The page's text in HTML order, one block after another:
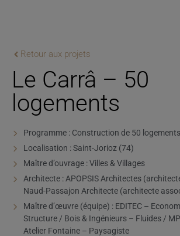
Retour aux projets
Le Carrâ – 50
logements
Programme : Construction de 50
Localisation : Saint-Jorioz (74)
Maître d’ouvrage : Villes & Villages
Architecte : APOPSIS Architectes
Naud-Passajon Architecte (architecte
Maître d’œuvre (équipe) : EDITEC –
Structure / Bois & Ingénieurs – Fluides /
Atelier Fontaine – Paysagiste